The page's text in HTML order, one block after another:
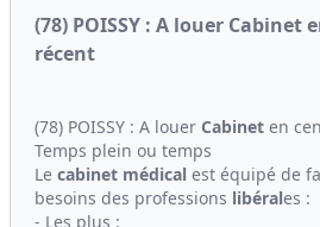
(78) POISSY : A louer Cabinet
récent
(78) POISSY : A louer Cabinet en
Temps plein ou temps
Le cabinet médical est équipé de
besoins des professions libérales :
- Les plus :